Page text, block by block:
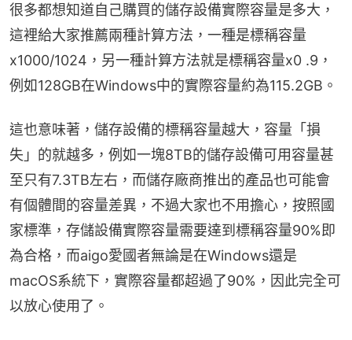
很多都想知道自己購買的儲存設備實際容量是多大，
這裡給大家推薦兩種計算方法，一種是標稱容量
x1000/1024，另一種計算方法就是標稱容量x0 .9，
例如128GB在Windows中的實際容量約為115.2GB。
這也意味著，儲存設備的標稱容量越大，容量「損
失」的就越多，例如一塊8TB的儲存設備可用容量甚
至只有7.3TB左右，而儲存廠商推出的產品也可能會
有個體間的容量差異，不過大家也不用擔心，按照國
家標準，存儲設備實際容量需要達到標稱容量90%即
為合格，而aigo愛國者無論是在Windows還是
macOS系統下，實際容量都超過了90%，因此完全可
以放心使用了。